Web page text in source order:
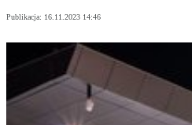
Publikacja: 16.11.2023 14:46